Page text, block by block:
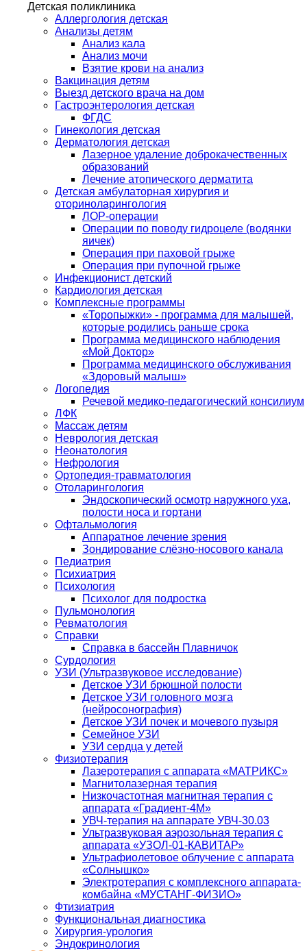
Детская поликлиника
Аллергология детская
Анализы детям
Анализ кала
Анализ мочи
Взятие крови на анализ
Вакцинация детям
Выезд детского врача на дом
Гастроэнтерология детская
ФГДС
Гинекология детская
Дерматология детская
Лазерное удаление доброкачественных
образований
Лечение атопического дерматита
Детская амбулаторная хирургия и
оториноларингология
ЛОР-операции
Операции по поводу гидроцеле (водянки
яичек)
Операция при паховой грыже
Операция при пупочной грыже
Инфекционист детский
Кардиология детская
Комплексные программы
«Торопыжки» - программа для малышей,
которые родились раньше срока
Программа медицинского наблюдения
«Мой Доктор»
Программа медицинского обслуживания
«Здоровый малыш»
Логопедия
Речевой медико-педагогический консилиум
ЛФК
Массаж детям
Неврология детская
Неонатология
Нефрология
Ортопедия-травматология
Отоларингология
Эндоскопический осмотр наружного уха,
полости носа и гортани
Офтальмология
Аппаратное лечение зрения
Зондирование слёзно-носового канала
Педиатрия
Психиатрия
Психология
Психолог для подростка
Пульмонология
Ревматология
Справки
Справка в бассейн Плавничок
Сурдология
УЗИ (Ультразвуковое исследование)
Детское УЗИ брюшной полости
Детское УЗИ головного мозга
(нейросонография)
Детское УЗИ почек и мочевого пузыря
Семейное УЗИ
УЗИ сердца у детей
Физиотерапия
Лазеротерапия с аппарата «МАТРИКС»
Магнитолазерная терапия
Низкочастотная магнитная терапия с
аппарата «Градиент-4М»
УВЧ-терапия на аппарате УВЧ-30.03
Ультразвуковая аэрозольная терапия с
аппарата «УЗОЛ-01-КАВИТАР»
Ультрафиолетовое облучение с аппарата
«Солнышко»
Электротерапия с комплексного аппарата-
комбайна «МУСТАНГ-ФИЗИО»
Фтизиатрия
Функциональная диагностика
Хирургия-урология
Эндокринология